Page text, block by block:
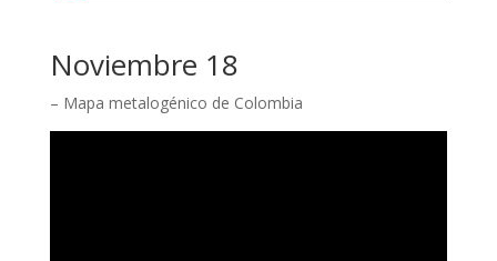
Noviembre 18
– Mapa metalogénico de Colombia